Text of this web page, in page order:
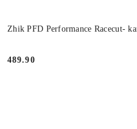
Zhik PFD Performance Racecut-
Cena:
489.90